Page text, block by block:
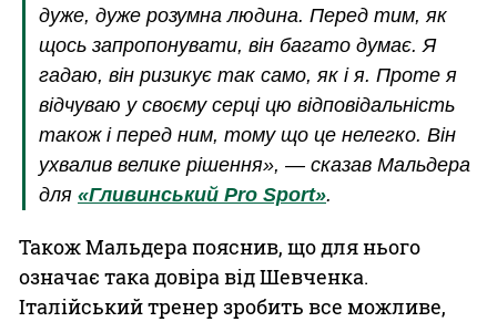
дуже, дуже розумна людина. Перед тим, як
щось запропонувати, він багато думає. Я
гадаю, він ризикує так само, як і я. Проте я
відчуваю у своєму серці цю відповідальність
також і перед ним, тому що це нелегко. Він
ухвалив велике рішення», — сказав Мальдера
для «Гливинський Pro Sport».
Також Мальдера пояснив, що для нього
означає така довіра від Шевченка.
Італійський тренер зробить все можливе,